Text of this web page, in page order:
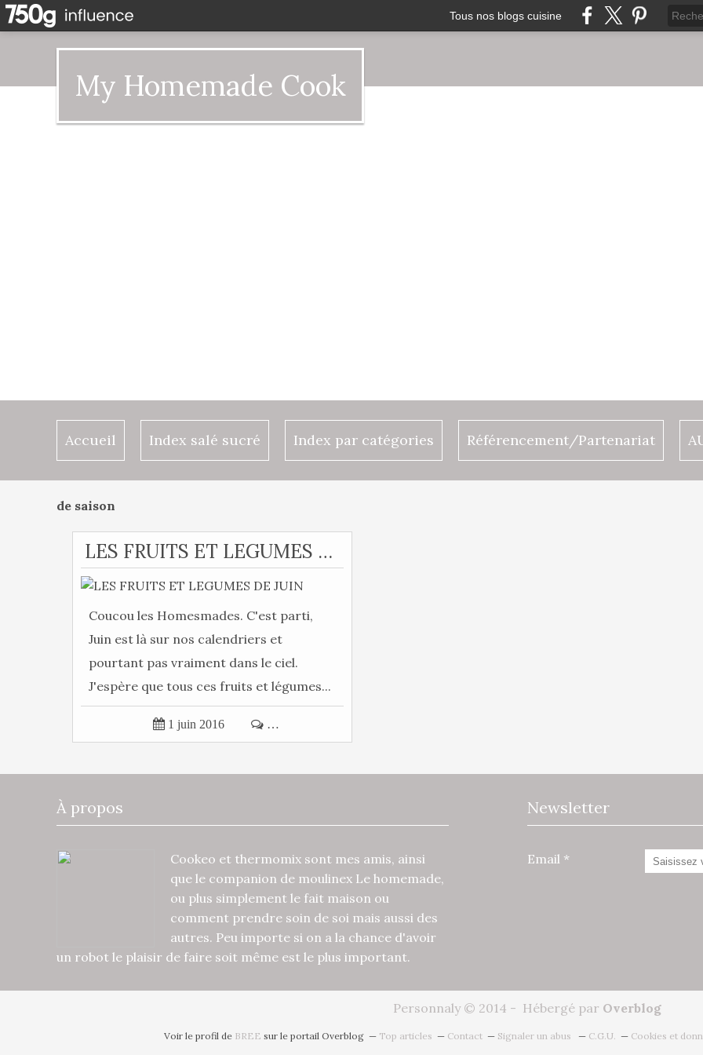
Tous nos blogs cuisine
My Homemade Cook
Accueil Index salé sucré Index par catégories Référencement/Partenariat
de saison
LES FRUITS ET LEGUMES DE JUIN
Coucou les Homesmades. C'est parti,
Juin est là sur nos calendriers et
pourtant pas vraiment dans le ciel.
J'espère que tous ces fruits et légumes...
 1 juin 2016  …
À propos
Cookeo et thermomix sont mes amis, ainsi
que le companion de moulinex Le homemade,
ou plus simplement le fait maison ou
comment prendre soin de soi mais aussi des
autres. Peu importe si on a la chance d'avoir
un robot le plaisir de faire soit même est le plus important.
Newsletter
Email
Personnaly © 2014 - Hébergé par Overblog
Voir le profil de BREE sur le portail Overblog Top articles Contact Signaler un abus C.G.U. Cookies et